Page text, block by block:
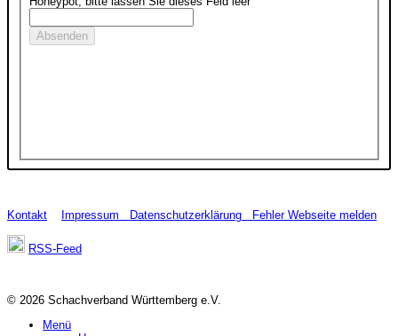
Kontakt Impressum Datenschutzerklärung Fehler Webseite melden
RSS-Feed
© 2026 Schachverband Württemberg e.V.
Menü